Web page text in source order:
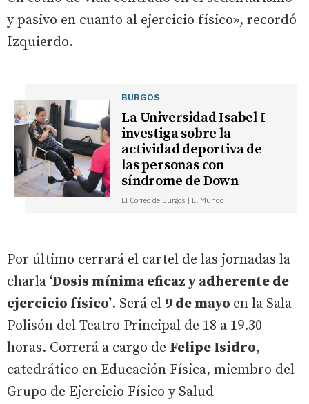
y pasivo en cuanto al ejercicio físico», recordó
Izquierdo.
BURGOS
La Universidad Isabel I
investiga sobre la
actividad deportiva de
las personas con
síndrome de Down
El Correo de Burgos | El Mundo
Por último cerrará el cartel de las jornadas la
charla ‘Dosis mínima eficaz y adherente de
ejercicio físico’. Será el 9 de mayo en la Sala
Polisón del Teatro Principal de 18 a 19.30
horas. Correrá a cargo de Felipe Isidro,
catedrático en Educación Física, miembro del
Grupo de Ejercicio Físico y Salud